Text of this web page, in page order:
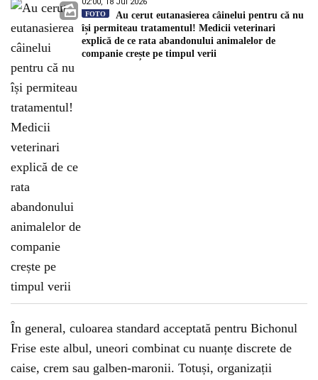
FOTO
Au cerut eutanasierea câinelui pentru că nu
își permiteau tratamentul! Medicii veterinari
explică de ce rata abandonului animalelor de
companie crește pe timpul verii
În general, culoarea standard acceptată pentru Bichonul
Frise este albul, uneori combinat cu nuanțe discrete de
caise, crem sau galben-maronii. Totuși, organizații